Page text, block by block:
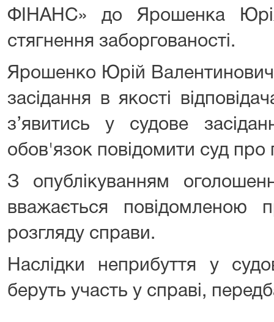
ФІНАНС» до Ярошенка
стягнення заборгованості.
Ярошенко Юрій Валентинович
засідання в якості
з’явитись у судове
обов'язок повідомити суд про
З опублікуванням
вважається повідомленою
розгляду справи.
Наслідки неприбуття у
беруть участь у справі,